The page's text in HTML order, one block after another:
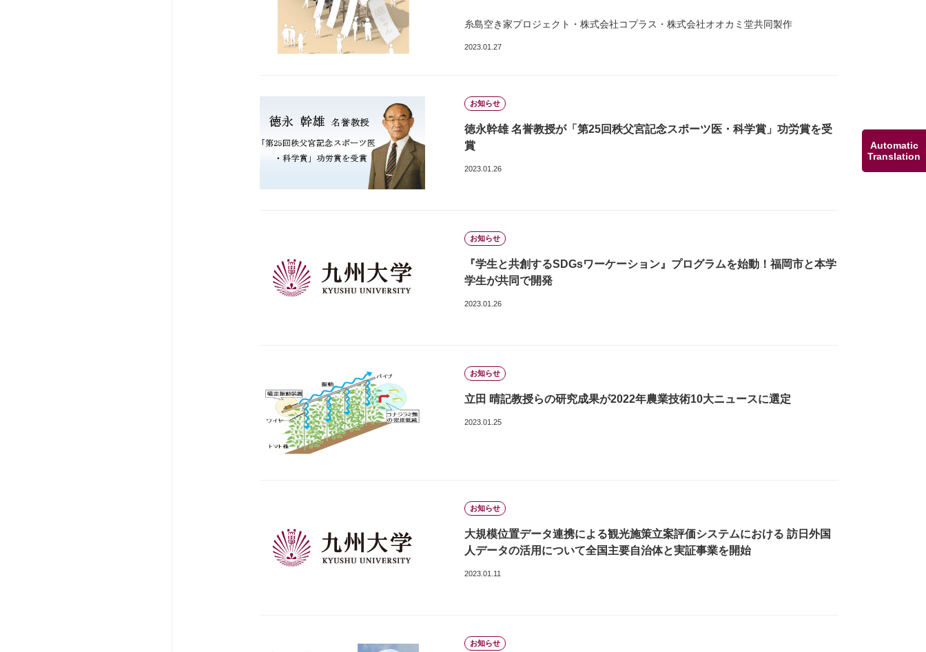
Automatic
Translation
糸島空き家プロジェクト・株式会社コプラス・株式会社オオカミ堂共同製作
2023.01.27
お知らせ
徳永幹雄 名誉教授が「第25回秩父宮記念スポーツ医・科学賞」功労賞を受
賞
2023.01.26
お知らせ
『学生と共創するSDGsワーケーション』プログラムを始動！福岡市と本学
学生が共同で開発
2023.01.26
お知らせ
立田 晴記教授らの研究成果が2022年農業技術10大ニュースに選定
2023.01.25
お知らせ
大規模位置データ連携による観光施策立案評価システムにおける 訪日外国
人データの活用について全国主要自治体と実証事業を開始
2023.01.11
お知らせ